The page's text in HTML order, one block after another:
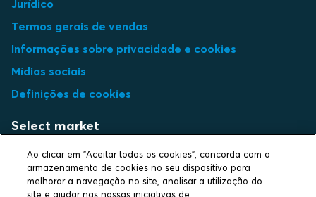
Jurídico
Termos gerais de vendas
Informações sobre privacidade e cookies
Mídias sociais
Definições de cookies
Select market
Choose local site
Ao clicar em "Aceitar todos os cookies", concorda com o
armazenamento de cookies no seu dispositivo para
melhorar a navegação no site, analisar a utilização do
site e ajudar nas nossas iniciativas de